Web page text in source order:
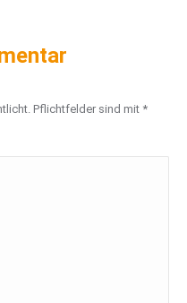
Pflichtfelder sind mit *